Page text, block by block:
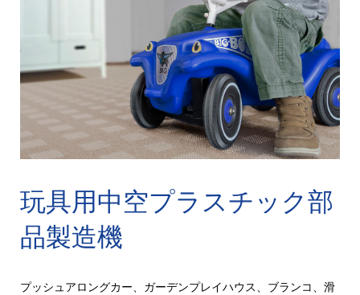
玩具用中空プラスチック部
品製造機
プッシュアロングカー、ガーデンプレイハウス、ブランコ、滑